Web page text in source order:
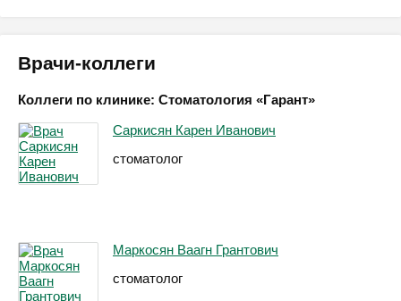
Врачи-коллеги
Коллеги по клинике: Стоматология «Гарант»
Саркисян Карен Иванович
стоматолог
Маркосян Ваагн Грантович
стоматолог